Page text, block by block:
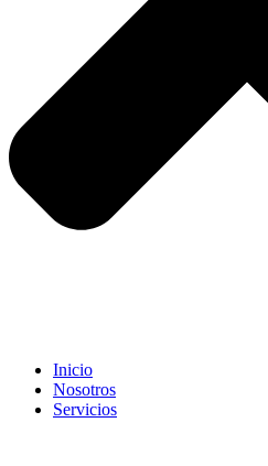
Inicio
Nosotros
Servicios